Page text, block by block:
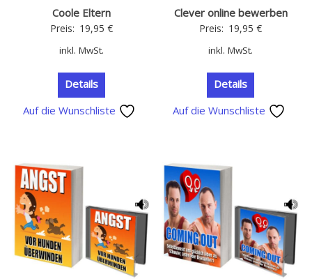
Coole Eltern
Preis: 19,95 €
inkl. MwSt.
Details
Auf die Wunschliste
Clever online bewerben
Preis: 19,95€
inkl. MwSt.
Details
Auf die Wunschliste